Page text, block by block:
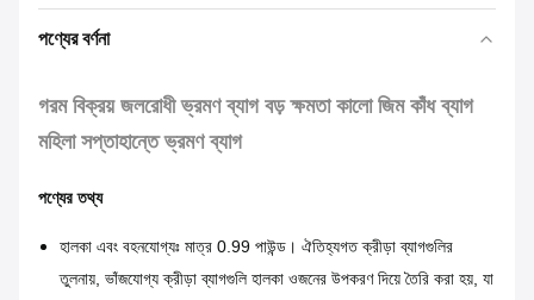
পণ্যের বর্ণনা
গরম বিক্রয় জলরোধী ভ্রমণ ব্যাগ বড় ক্ষমতা কালো জিম কাঁধ ব্যাগ
মহিলা সপ্তাহান্তে ভ্রমণ ব্যাগ
পণ্যের তথ্য
হালকা এবং বহনযোগ্যঃ মাত্র 0.99 পাউন্ড। ঐতিহ্যগত ক্রীড়া ব্যাগগুলির
তুলনায়, ভাঁজযোগ্য ক্রীড়া ব্যাগগুলি হালকা ওজনের উপকরণ দিয়ে তৈরি করা হয়, যা